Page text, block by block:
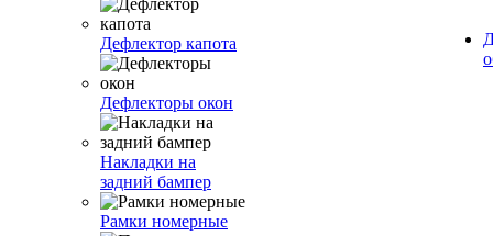
Дефлектор капота
Дефлекторы окон
Накладки на
задний бампер
Рамки номерные